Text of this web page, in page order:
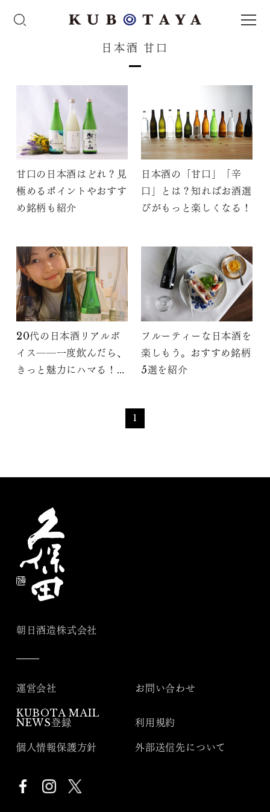
日本酒 甘口
甘口の日本酒はどれ？見
極めるポイントやおすす
め銘柄も紹介
日本酒の「甘口」「辛
口」とは？知ればお酒選
びがもっと楽しくなる！
20代の日本酒リアルボ
イス――一度飲んだら、
きっと魅力にハマる！甘
フルーティーな日本酒を
楽しもう。おすすめ銘柄
5選を紹介
1
朝日酒造株式会社
運営会社 お問い合わせ
KUBOTA MAIL
NEWS登録
利用規約
個人情報保護方針 外部送信先について